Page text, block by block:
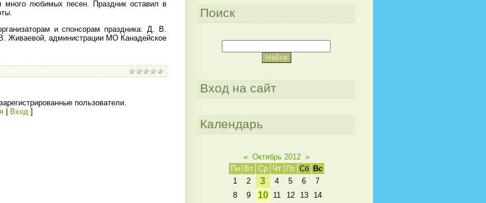
много любимых песен. Праздник оставил в
и спонсорам праздника: Д. В.
Живаевой, администрации МО Канадейское
пользователи.
Вход ]
Поиск
Вход на сайт
Календарь
« Октябрь 2012 »
Пн
Вт Ср Чт Пт Сб
Вс
1
2 3 4 5 6
7
8
9 10 11 12 13
14